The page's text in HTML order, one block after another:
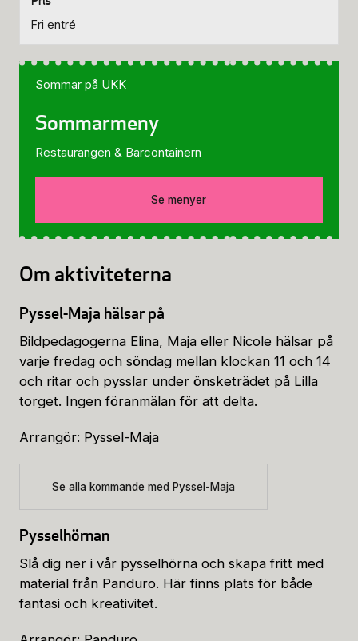
Fri entré
Om aktiviteterna
Pyssel-Maja hälsar på
Bildpedagogerna Elina, Maja eller Nicole hälsar på
varje fredag och söndag mellan klockan 11 och 14
och ritar och pysslar under önsketrädet på Lilla
torget. Ingen föranmälan för att delta.
Arrangör: Pyssel-Maja
Se alla kommande med Pyssel-Maja
Pysselhörnan
Slå dig ner i vår pysselhörna och skapa fritt med
material från Panduro. Här finns plats för både
fantasi och kreativitet.
Sommar på UKK
Sommarmeny
Restaurangen & Barcontainern
Se menyer